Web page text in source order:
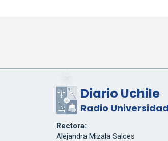
Diario Uchile
Radio
Rectora:
Alejandra Mizala Salces